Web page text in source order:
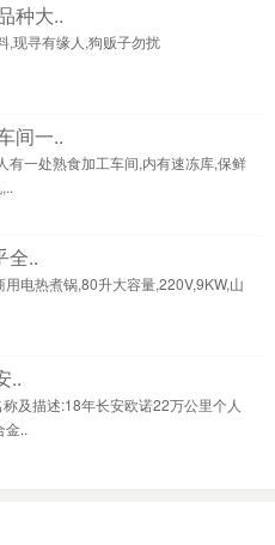
种大..
,现寻有缘人,狗贩子勿扰
间一..
有一处熟食加工车间,内有速冻库,保鲜
全..
电热煮锅,80升大容量,220V,9KW,山
..
及描述:18年长安欧诺22万公里个人
金..